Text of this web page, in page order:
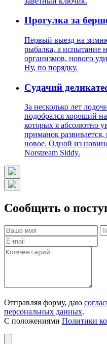
Прогулка за
Первый выезд на
рыбалка, а испытание
организмов, нового
Ну, по порядку.
Судачий
За несколько лет
подобрался хороший
которых я абсолютно
приманок
новое. Одной из
Norstream Siddy.
Сообщить о
Отправляя форму, даю
персональных данных.
С положениями Политики